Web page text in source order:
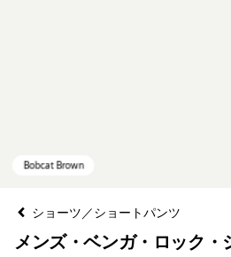
ショーツ／ショートパンツ
メンズ・ベンガ・ロック・